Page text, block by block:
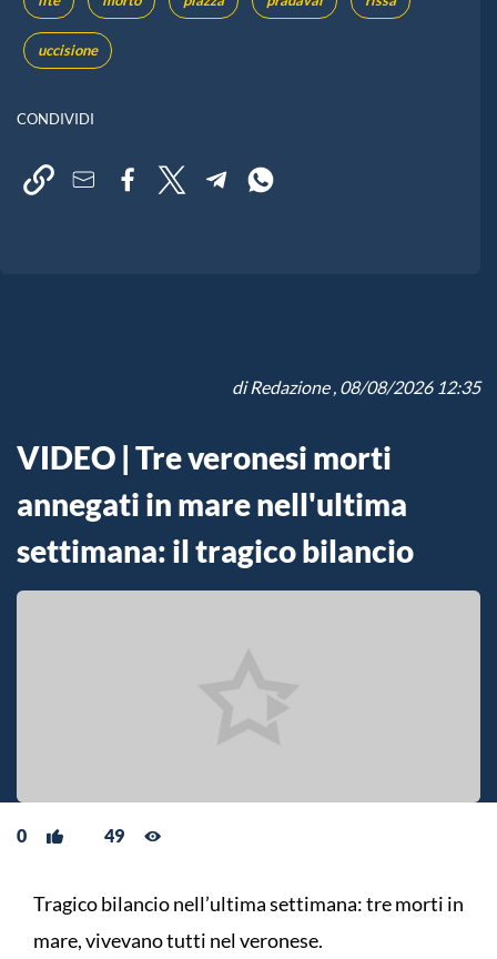
uccisione
CONDIVIDI
diRedazione, 08/08/2026 12:35
VIDEO | Tre veronesi morti
annegati in mare nell'ultima
settimana: il tragico bilancio
0 49
Tragico bilancio nell’ultima settimana: tre morti in
mare, vivevano tutti nel veronese.